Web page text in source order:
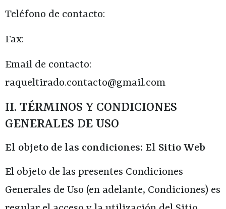
Teléfono de contacto:
Fax:
Email de contacto:
raqueltirado.contacto@gmail.com
II. TÉRMINOS Y CONDICIONES
GENERALES DE USO
El objeto de las condiciones: El Sitio Web
El objeto de las presentes Condiciones
Generales de Uso (en adelante, Condiciones) es